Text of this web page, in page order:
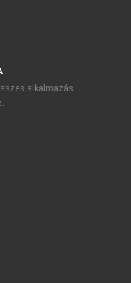
alkalmazás